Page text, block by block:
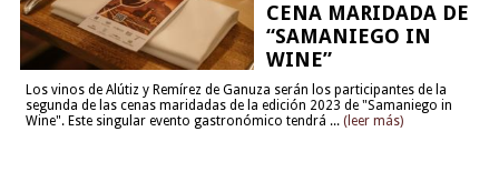
CENA MARIDADA DE
“SAMANIEGO IN
WINE”
Los vinos de Alútiz y Remírez de Ganuza serán los participantes de la
segunda de las cenas maridadas de la edición 2023 de "Samaniego in
Wine". Este singular evento gastronómico tendrá ... (leer más)